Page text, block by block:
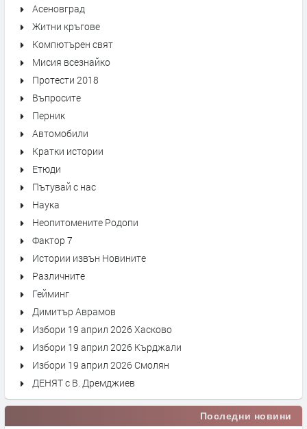
Асеновград
Житни кръгове
Компютърен свят
Мисия всезнайко
Протести 2018
Въпросите
Перник
Автомобили
Кратки истории
Етюди
Пътувай с нас
Наука
Неопитомените Родопи
Фактор 7
Истории извън Новините
Различните
Гейминг
Димитър Аврамов
Избори 19 април 2026 Хасково
Избори 19 април 2026 Кърджали
Избори 19 април 2026 Смолян
ДЕНЯТ с В. Дремджиев
Последни новини